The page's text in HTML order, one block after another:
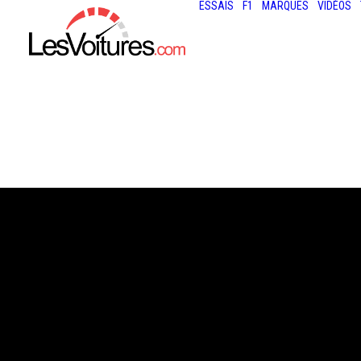
ESSAIS F1 MARQUES VIDÉOS